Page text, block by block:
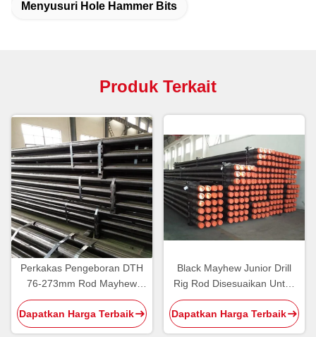
Menyusuri Hole Hammer Bits
Produk Terkait
Perkakas Pengeboran DTH
76-273mm Rod Mayhew
Junior Untuk Operasi
Pengeboran Dalam
Dapatkan Harga Terbaik
Black Mayhew Junior Drill
Rig Rod Disesuaikan Untuk
Untuk Pengeboran sumur air
Dapatkan Harga Terbaik